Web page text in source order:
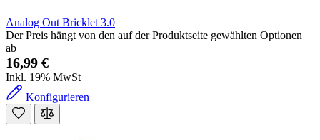
Analog Out Bricklet 3.0
Der Preis hängt von den auf der Produktseite gewählten Optionen
ab
16,99 €
Inkl. 19% MwSt
Konfigurieren